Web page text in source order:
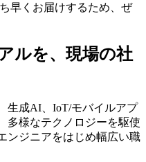
早くお届けするため、ぜ
ルを、現場の社
生成AI、IoT/モバイルアプ
多様なテクノロジーを駆使
ンジニアをはじめ幅広い職